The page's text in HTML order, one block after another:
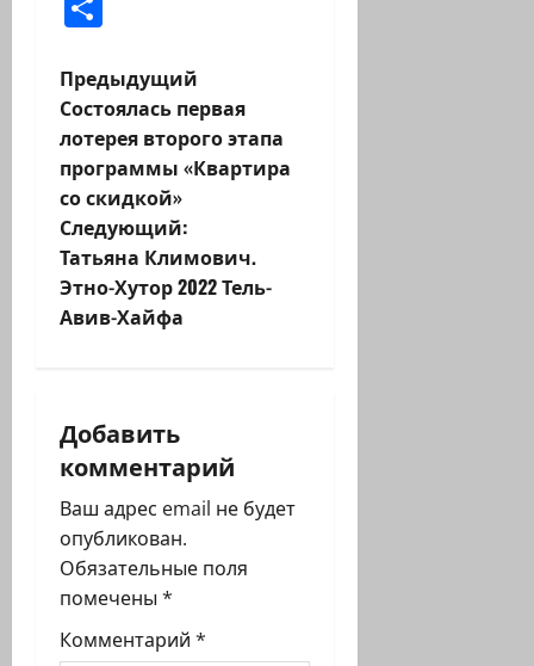
Н
а
в
и
г
а
и
я
з
а
п
Предыдущий
Состоялась первая
лотерея второго этапа
программы «Квартира
со скидкой»
Следующий:
Татьяна Климович.
Этно-Хутор 2022 Тель-
Авив-Хайфа
Добавить
комментарий
Ваш адрес email не будет
опубликован.
Обязательные поля
помечены *
Комментарий *